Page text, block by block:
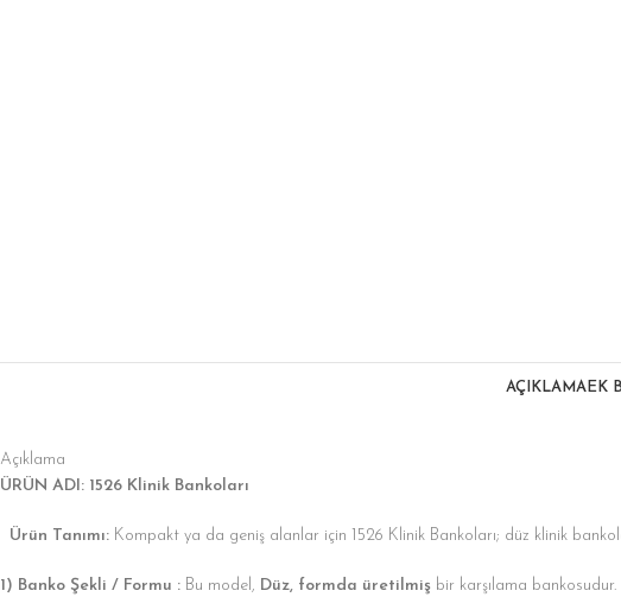
AÇIKLAMAEK
Açıklama
ÜRÜN ADI: 1526 Klinik Bankoları
Ürün Tanımı: Kompakt ya da geniş alanlar için 1526 Klinik Bankoları; düz klinik
1) Banko Şekli / Formu : Bu model, Düz, formda üretilmiş bir karşılama bankosudur.